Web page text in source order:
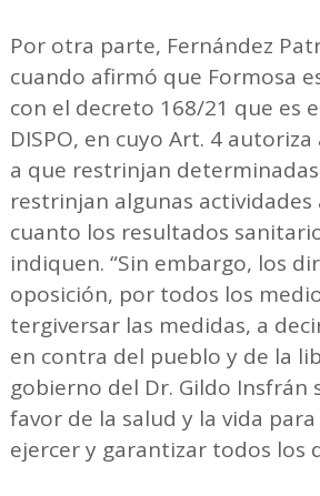
Por otra parte, Fernández
cuando afirmó que Formosa
con el decreto 168/21 que es
DISPO, en cuyo Art. 4
a que restrinjan
restrinjan algunas actividades
cuanto los resultados
indiquen. “Sin embargo, los
oposición, por todos los
tergiversar las medidas, a
en contra del pueblo y de la
gobierno del Dr. Gildo Insfrán
favor de la salud y la vida
ejercer y garantizar todos los